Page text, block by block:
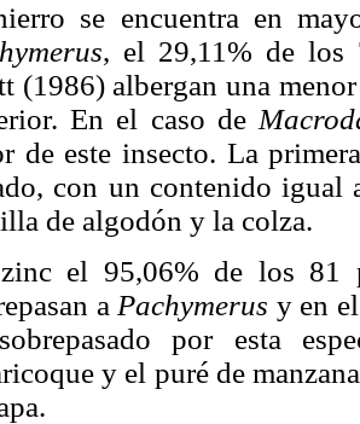
se encuentra en
, el 29,11% de los
(1986) albergan una
En el caso de
de este insecto. La
con un contenido
de algodón y la colza.
el 95,06% de los 81
a Pachymerus y en
por esta
y el puré de